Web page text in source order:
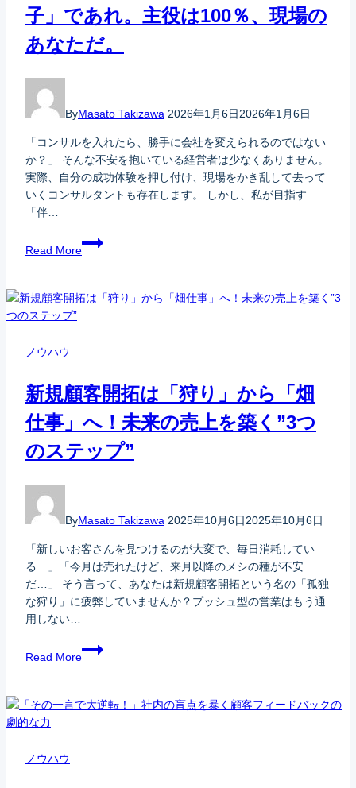
子」であれ。主役は100％、現場の
あなただ。
ByMasato Takizawa 2026年1月6日2026年1月6日
「コンサルを入れたら、勝手に会社を変えられるのではない
か？」 そんな不安を抱いている経営者は少なくありません。
実際、自分の成功体験を押し付け、現場をかき乱して去って
いくコンサルタントも存在します。 しかし、私が目指す
「伴…
Read More
ノウハウ
新規顧客開拓は「狩り」から「畑
仕事」へ！未来の売上を築く”3つ
のステップ”
ByMasato Takizawa 2025年10月6日2025年10月6日
「新しいお客さんを見つけるのが大変で、毎日消耗してい
る…」「今月は売れたけど、来月以降のメシの種が不安
だ…」 そう言って、あなたは新規顧客開拓という名の「孤独
な狩り」に疲弊していませんか？プッシュ型の営業はもう通
用しない…
Read More
ノウハウ